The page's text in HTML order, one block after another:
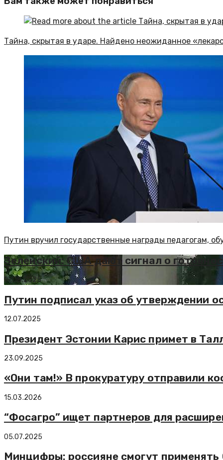
Тайна, скрытая в ударе. Найдено неожиданное
Путин вручил государственные награды педагогам,
Зеленский: США дают сигнал о
19.08.2025
Путин подписал указ об утверждении
12.07.2025
Президент Эстонии Карис примет в
23.09.2025
«Они там!» В прокуратуру отправили
15.03.2026
“Фосагро” ищет партнеров для
05.07.2025
Минцифры: россияне смогут применять